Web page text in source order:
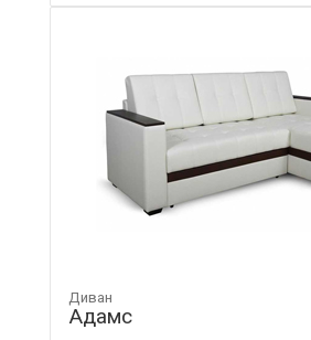
Диван
Адамс